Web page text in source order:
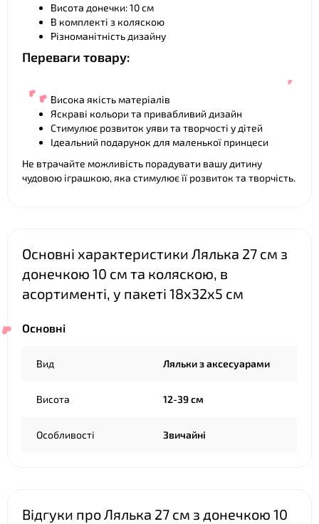
Висота донечки: 10 см
В комплекті з коляскою
Різноманітність дизайну
Переваги товару:
Висока якість матеріалів
Яскраві кольори та привабливий дизайн
Стимулює розвиток уяви та творчості у дітей
Ідеальний подарунок для маленької принцеси
Не втрачайте можливість порадувати вашу дитину
чудовою іграшкою, яка стимулює її розвиток та творчість.
Основні характеристики Лялька 27 см з
донечкою 10 см та коляскою, в
асортименті, у пакеті 18х32х5 см
Основні
Вид Ляльки з аксесуарами
Висота 12-39 см
Особливості Звичайні
Відгуки про Лялька 27 см з донечкою 10
❤
❤